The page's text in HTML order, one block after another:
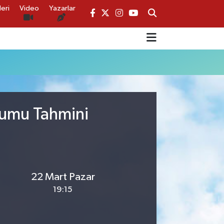
Video Yazarlar
Tahmini
22 Mart Pazar
19:15